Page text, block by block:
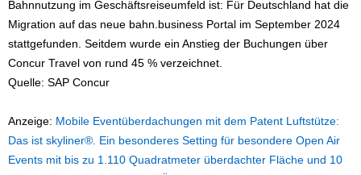
Bahnnutzung im Geschäftsreiseumfeld ist: Für Deutschland hat die
Migration auf das neue bahn.business Portal im September 2024
stattgefunden. Seitdem wurde ein Anstieg der Buchungen über
Concur Travel von rund 45 % verzeichnet.
Quelle: SAP Concur
Anzeige: Mobile Eventüberdachungen mit dem Patent Luftstütze:
Das ist skyliner®. Ein besonderes Setting für besondere Open Air
Events mit bis zu 1.110 Quadratmeter überdachter Fläche und 10